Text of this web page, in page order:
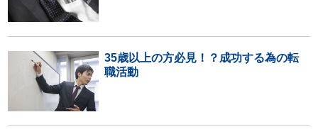
35歳以上の方必見！？成功する為の転
職活動